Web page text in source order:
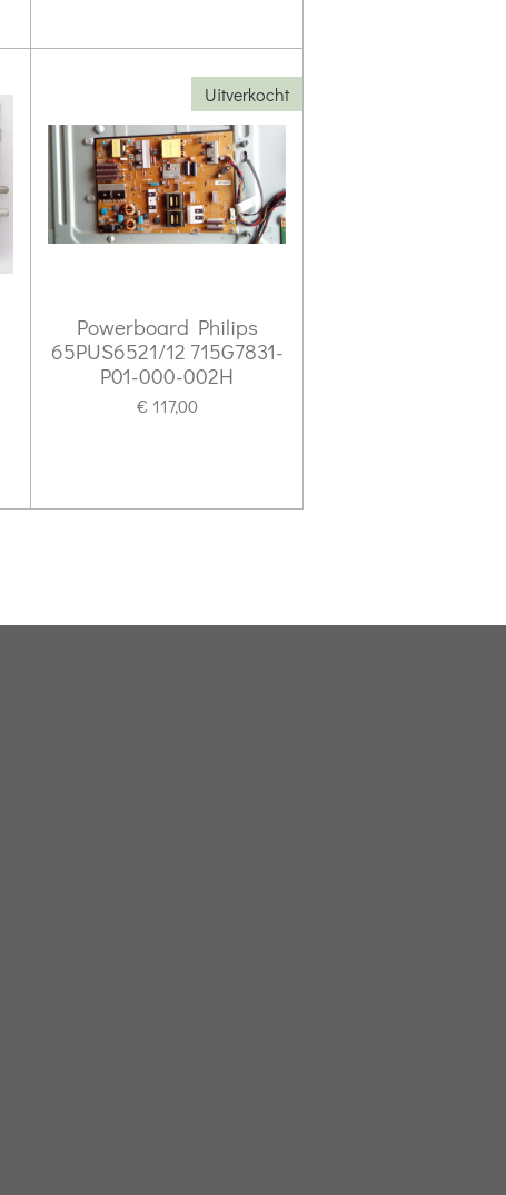
Uitverkocht
Powerboard Philips
65PUS6521/12 715G7831-
P01-000-002H
€ 117,00